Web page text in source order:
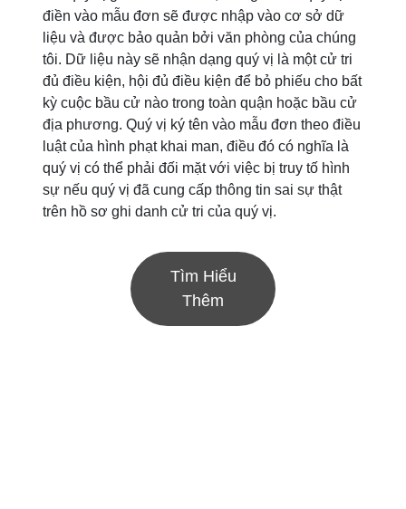
điền vào mẫu đơn sẽ được nhập vào cơ sở dữ
liệu và được bảo quản bởi văn phòng của chúng
tôi. Dữ liệu này sẽ nhận dạng quý vị là một cử tri
đủ điều kiện, hội đủ điều kiện để bỏ phiếu cho bất
kỳ cuộc bầu cử nào trong toàn quận hoặc bầu cử
địa phương. Quý vị ký tên vào mẫu đơn theo điều
luật của hình phạt khai man, điều đó có nghĩa là
quý vị có thể phải đối mặt với việc bị truy tố hình
sự nếu quý vị đã cung cấp thông tin sai sự thật
trên hồ sơ ghi danh cử tri của quý vị.
Tìm Hiểu
Thêm